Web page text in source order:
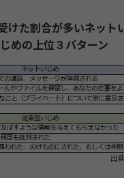
けた割合が多いネット
めの上位３パターン
出